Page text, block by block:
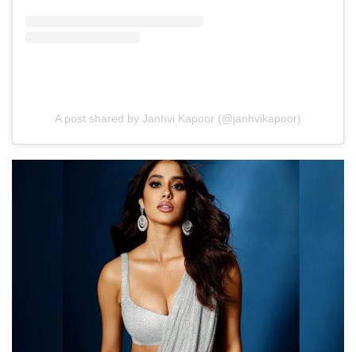
A post shared by Janhvi Kapoor (@janhvikapoor)